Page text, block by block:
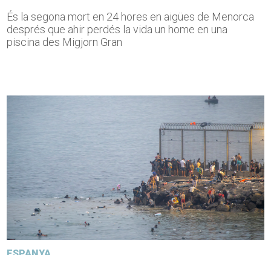
És la segona mort en 24 hores en aigües de Menorca
després que ahir perdés la vida un home en una
piscina des Migjorn Gran